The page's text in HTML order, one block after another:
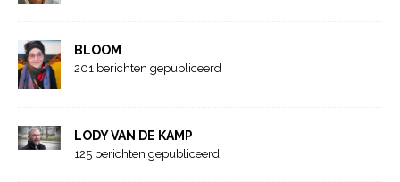
BLOOM
201 berichten gepubliceerd
LODY VAN DE KAMP
125 berichten gepubliceerd